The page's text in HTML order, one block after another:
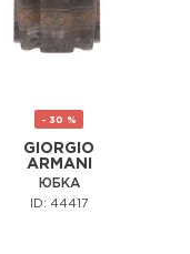
- 30 %
GIORGIO
ARMANI
ЮБКА
ID: 44417